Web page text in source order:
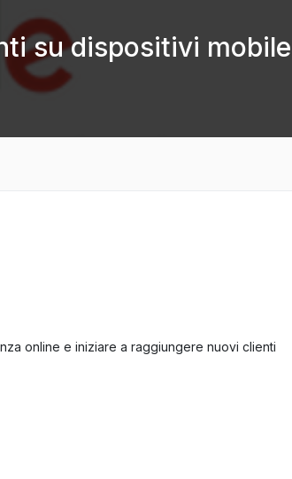
su dispositivi mobile
online e iniziare a raggiungere nuovi clienti